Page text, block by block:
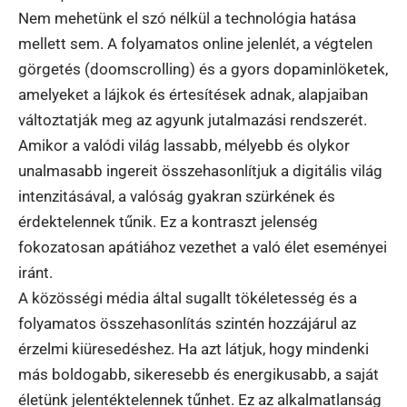
Nem mehetünk el szó nélkül a technológia hatása
mellett sem. A folyamatos online jelenlét, a végtelen
görgetés (doomscrolling) és a gyors dopaminlöketek,
amelyeket a lájkok és értesítések adnak, alapjaiban
változtatják meg az agyunk jutalmazási rendszerét.
Amikor a valódi világ lassabb, mélyebb és olykor
unalmasabb ingereit összehasonlítjuk a digitális világ
intenzitásával, a valóság gyakran szürkének és
érdektelennek tűnik. Ez a kontraszt jelenség
fokozatosan apátiához vezethet a való élet eseményei
iránt.
A közösségi média által sugallt tökéletesség és a
folyamatos összehasonlítás szintén hozzájárul az
érzelmi kiüresedéshez. Ha azt látjuk, hogy mindenki
más boldogabb, sikeresebb és energikusabb, a saját
életünk jelentéktelennek tűnhet. Ez az alkalmatlanság